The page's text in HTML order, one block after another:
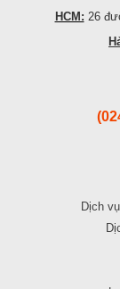
HCM: 26
Dịch